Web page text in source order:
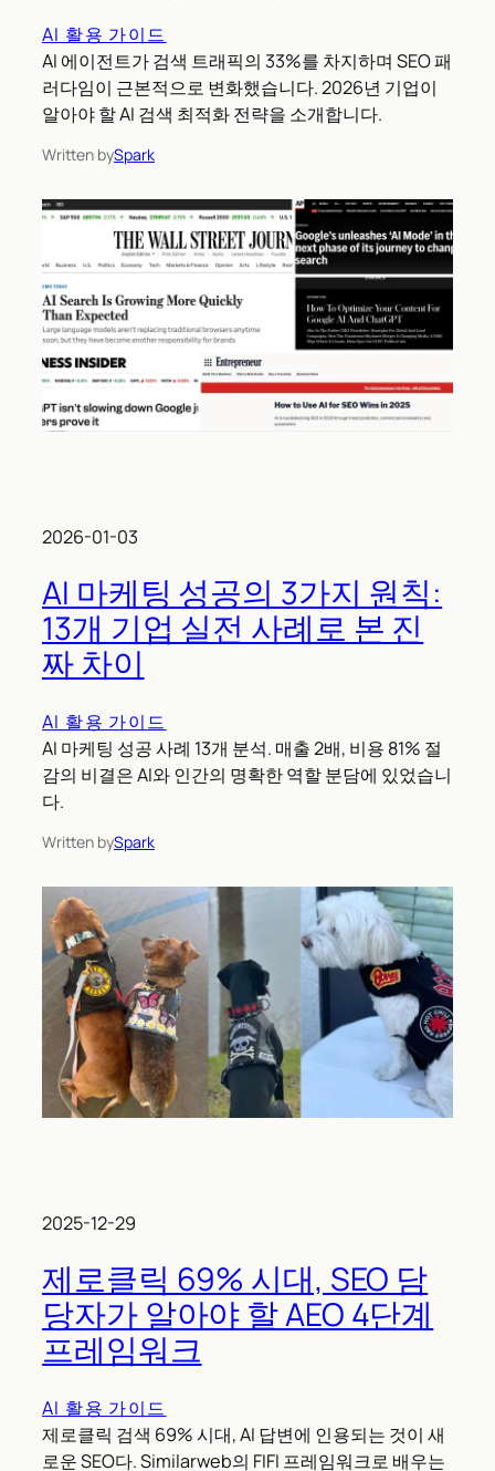
AI 활용 가이드
AI 에이전트가 검색 트래픽의 33%를 차지하며 SEO 패
러다임이 근본적으로 변화했습니다. 2026년 기업이
알아야 할 AI 검색 최적화 전략을 소개합니다.
Written bySpark
2026-01-03
AI 마케팅 성공의 3가지 원칙:
13개 기업 실전 사례로 본 진
짜 차이
AI 활용 가이드
AI 마케팅 성공 사례 13개 분석. 매출 2배, 비용 81% 절
감의 비결은 AI와 인간의 명확한 역할 분담에 있었습니
다.
Written bySpark
2025-12-29
제로클릭 69% 시대, SEO 담
당자가 알아야 할 AEO 4단계
프레임워크
AI 활용 가이드
제로클릭 검색 69% 시대, AI 답변에 인용되는 것이 새
로운 SEO다. Similarweb의 FIFI 프레임워크로 배우는